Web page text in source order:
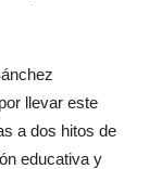
llevar este
a dos hitos de
educativa y